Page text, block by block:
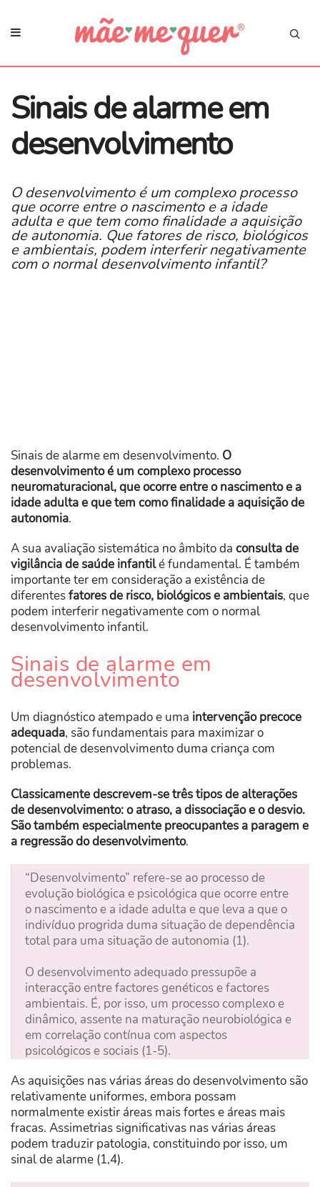
Sinais de alarme em
desenvolvimento
O desenvolvimento é um complexo processo
que ocorre entre o nascimento e a idade
adulta e que tem como finalidade a aquisição
de autonomia. Que fatores de risco, biológicos
e ambientais, podem interferir negativamente
com o normal desenvolvimento infantil?
Sinais de alarme em desenvolvimento. O
desenvolvimento é um complexo processo
neuromaturacional, que ocorre entre o nascimento e a
idade adulta e que tem como finalidade a aquisição de
autonomia.
A sua avaliação sistemática no âmbito da consulta de
vigilância de saúde infantilé fundamental. É também
importante ter em consideração a existência de
diferentesfatores de risco, biológicos e ambientais, que
podem interferir negativamente com o normal
desenvolvimento infantil.
Sinais de alarme em
desenvolvimento
Um diagnóstico atempado e uma intervenção precoce
adequada, são fundamentais para maximizar o
potencial de desenvolvimento duma criança com
problemas.
Classicamente descrevem-se três tipos de alterações
de desenvolvimento: o atraso, a dissociação e o desvio.
São também especialmente preocupantes a paragem e
a regressão do desenvolvimento.
“Desenvolvimento” refere-se ao processo de
evolução biológica e psicológica que ocorre entre
o nascimento e a idade adulta e que leva a que o
indivíduo progrida duma situação de dependência
total para uma situação de autonomia (1).
O desenvolvimento adequado pressupõe a
interacção entre factores genéticos e factores
ambientais. É, por isso, um processo complexo e
dinâmico, assente na maturação neurobiológica e
em correlação contínua com aspectos
psicológicos e sociais (1-5).
As aquisições nas várias áreas do desenvolvimento são
relativamente uniformes, embora possam
normalmente existir áreas mais fortes e áreas mais
fracas. Assimetrias significativas nas várias áreas
podem traduzir patologia, constituindo por isso, um
sinal de alarme (1,4).